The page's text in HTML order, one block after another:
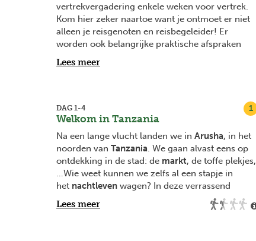
vertrekvergadering enkele weken voor vertrek.
Kom hier zeker naartoe want je ontmoet er niet
alleen je reisgenoten en reisbegeleider! Er
worden ook belangrijke praktische afspraken
gemaakt en het is het ideale moment om
antwoord te krijgen op je vragen. Vanaf 2
vertrekvergadering en na boeking word je
hiervan ook op de hoogte gehouden via mail.
Lees meer
1
DAG 1-4
Welkom in Tanzania
Na een lange vlucht landen we in Arusha, in het
noorden van Tanzania. We gaan alvast eens op
ontdekking in de stad: de markt, de toffe plekjes,
…Wie weet kunnen we zelfs al een stapje in
het nachtleven wagen? In deze verrassend
groene stad is het allemaal mogelijk! Een eerste
keer onze benen strekken doen we aan de
Lees meer